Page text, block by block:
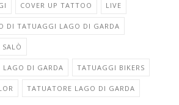
COVER UP TATTOO LIVE
DI TATUAGGI LAGO DI GARDA
SALÒ
DI GARDA TATUAGGI BIKERS
TATUATORE LAGO DI GARDA